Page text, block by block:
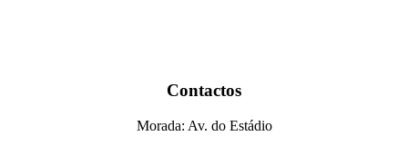
Contactos
Morada: Av. do Estádio